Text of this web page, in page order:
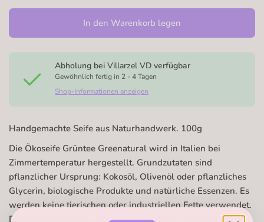
In den Warenkorb legen
Abholung beiVillarzel VD verfügbar
Gewöhnlich fertig in 2 - 4 Tagen
Shop-Informationen anzeigen
Handgemachte Seife aus Naturhandwerk. 100g
Die Ökoseife Grüntee Greenatural wird in Italien bei
Zimmertemperatur hergestellt. Grundzutaten sind
pflanzlicher Ursprung: Kokosöl, Olivenöl oder pflanzliches
Glycerin, biologische Produkte und natürliche Essenzen. Es
werden keine tierischen oder industriellen Fette verwendet.
Der Verseifungsprozess bei sehr niedriger Temperatur